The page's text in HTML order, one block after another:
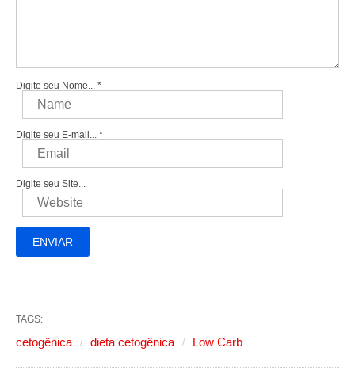
Digite seu Nome... *
Digite seu E-mail... *
Digite seu Site...
TAGS:
cetogênica dieta cetogênica Low Carb